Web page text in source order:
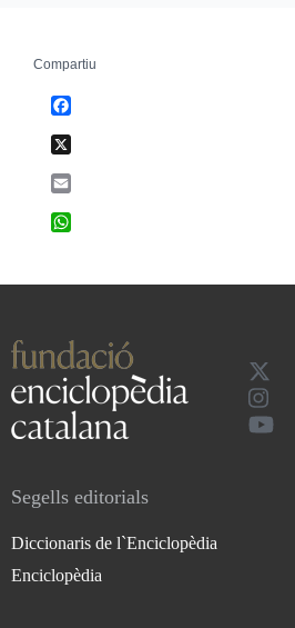
Compartiu
Segells editorials
Diccionaris de l`Enciclopèdia
Enciclopèdia